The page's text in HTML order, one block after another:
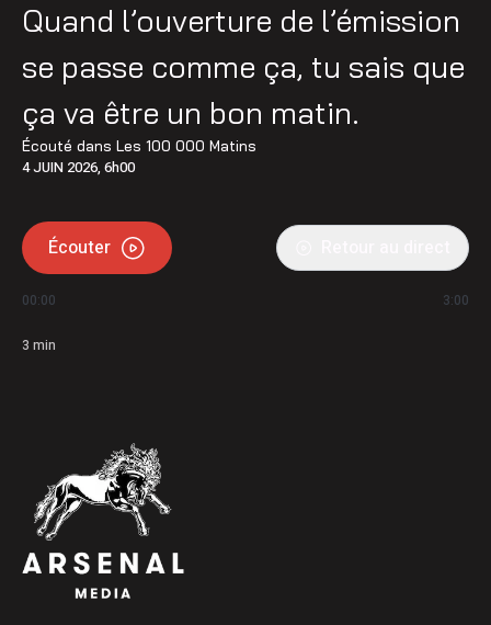
Quand l’ouverture de l’émission
se passe comme ça, tu sais que
ça va être un bon matin.
Écouté dans Les 100 000 Matins
4 JUIN 2026, 6h00
Écouter
00:00 3:00
3 min